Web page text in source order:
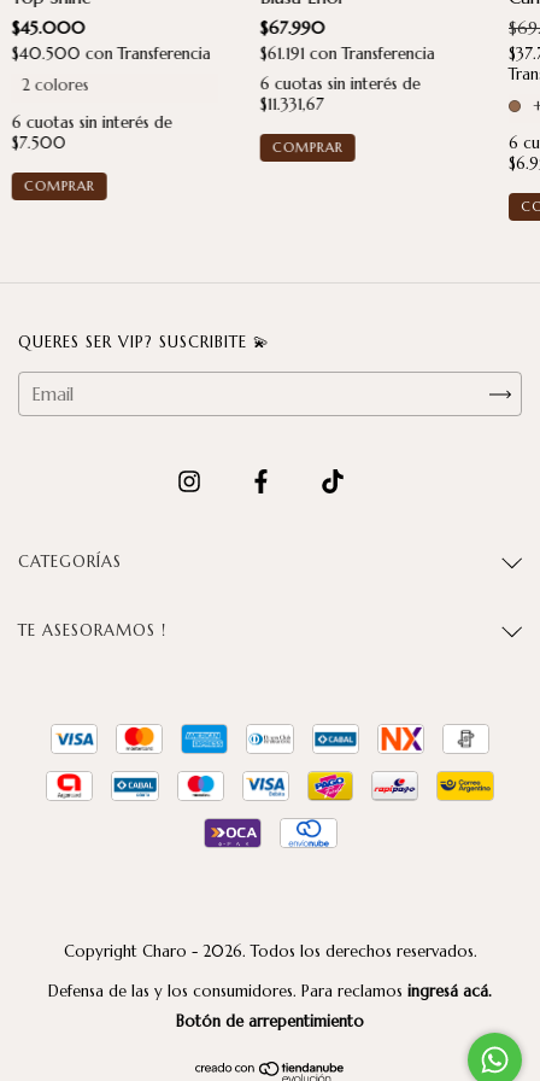
$45.000
$40.500 con Transferencia
2 colores
6 cuotas sin interés de
$7.500
COMPRAR
$67.990
$61.191 con Transferencia
6 cuotas sin interés de
$11.331,67
6
QUERES SER VIP? SUSCRIBITE 💫
CATEGORÍAS
TE ASESORAMOS !
Copyright Charo - 2026. Todos los derechos reservados.
Defensa de las y los consumidores. Para reclamos ingresá acá.
Botón de arrepentimiento